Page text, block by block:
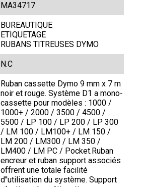
MA34717
BUREAUTIQUE
ETIQUETAGE
RUBANS TITREUSES DYMO
N.C
Ruban cassette Dymo 9 mm x 7 m
noir et rouge. Système D1 a mono-
cassette pour modèles : 1000 /
1000+ / 2000 / 3500 / 4500 /
5500 / LP 100 / LP 200 / LP 300
/ LM 100 / LM100+ / LM 150 /
LM 200 / LM300 / LM 350 /
LM400 / LM PC / Pocket.Ruban
encreur et ruban support associés
offrent une totale facilité
d''utilisation du système. Support